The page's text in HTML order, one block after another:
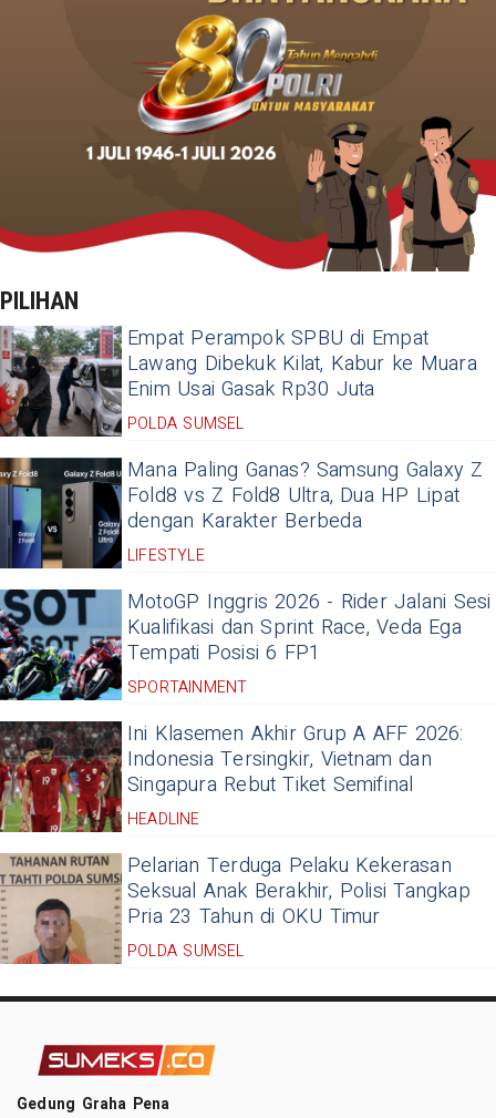
PILIHAN
Empat Perampok SPBU di Empat
Lawang Dibekuk Kilat, Kabur ke Muara
Enim Usai Gasak Rp30 Juta
POLDA SUMSEL
Mana Paling Ganas? Samsung Galaxy Z
Fold8 vs Z Fold8 Ultra, Dua HP Lipat
dengan Karakter Berbeda
LIFESTYLE
MotoGP Inggris 2026 - Rider Jalani Sesi
Kualifikasi dan Sprint Race, Veda Ega
Tempati Posisi 6 FP1
SPORTAINMENT
Ini Klasemen Akhir Grup A AFF 2026:
Indonesia Tersingkir, Vietnam dan
Singapura Rebut Tiket Semifinal
HEADLINE
Pelarian Terduga Pelaku Kekerasan
Seksual Anak Berakhir, Polisi Tangkap
Pria 23 Tahun di OKU Timur
POLDA SUMSEL
Gedung Graha Pena